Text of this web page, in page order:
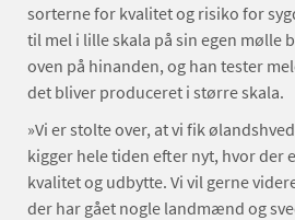
sorterne for kvalitet og risiko for
til mel i lille skala på sin egen mølle
oven på hinanden, og han tester
det bliver produceret i større skala.
»Vi er stolte over, at vi fik
kigger hele tiden efter nyt, hvor der
kvalitet og udbytte. Vi vil gerne
der har gået nogle landmænd og